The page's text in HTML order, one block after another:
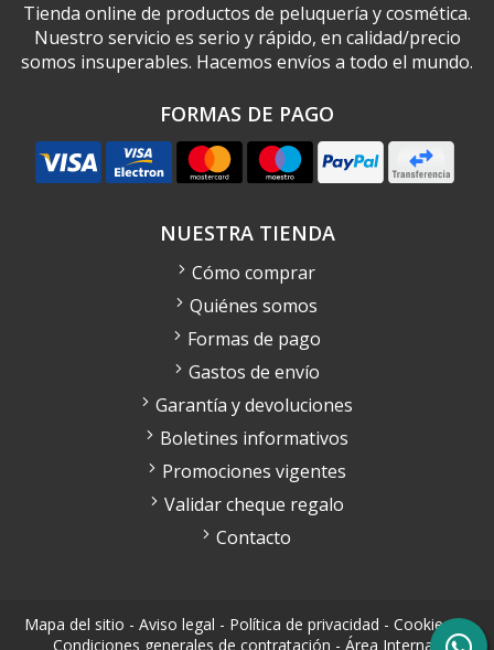
Tienda online de productos de peluquería y cosmética.
Nuestro servicio es serio y rápido, en calidad/precio
somos insuperables. Hacemos envíos a todo el mundo.
FORMAS DE PAGO
NUESTRA TIENDA
Cómo comprar
Quiénes somos
Formas de pago
Gastos de envío
Garantía y devoluciones
Boletines informativos
Promociones vigentes
Validar cheque regalo
Contacto
Mapa del sitio - Aviso legal - Política de privacidad - Cookies-
Condiciones generales de contratación - Área Interna